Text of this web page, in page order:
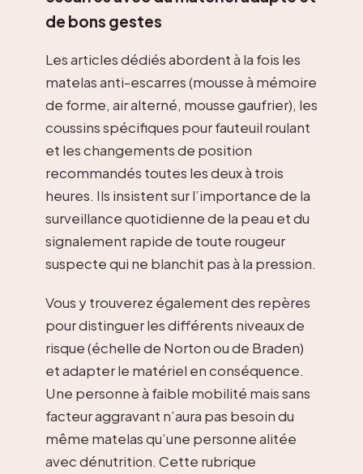
de bons gestes
Les articles dédiés abordent à la fois les
matelas anti-escarres (mousse à mémoire
de forme, air alterné, mousse gaufrier), les
coussins spécifiques pour fauteuil roulant
et les changements de position
recommandés toutes les deux à trois
heures. Ils insistent sur l’importance de la
surveillance quotidienne de la peau et du
signalement rapide de toute rougeur
suspecte qui ne blanchit pas à la pression.
Vous y trouverez également des repères
pour distinguer les différents niveaux de
risque (échelle de Norton ou de Braden)
et adapter le matériel en conséquence.
Une personne à faible mobilité mais sans
facteur aggravant n’aura pas besoin du
même matelas qu’une personne alitée
avec dénutrition. Cette rubrique